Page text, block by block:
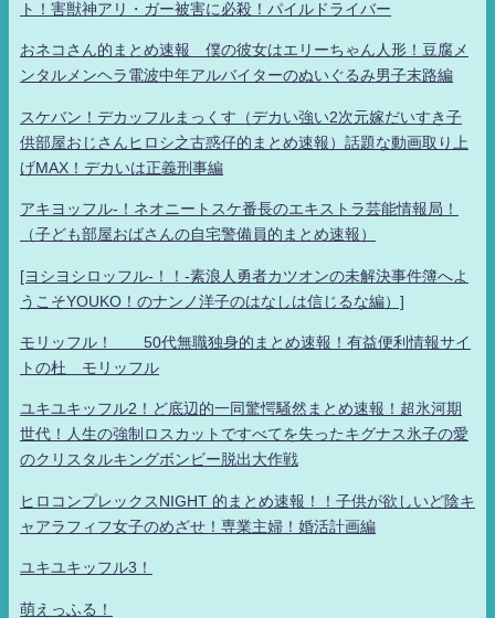
ト！害獣神アリ・ガー被害に必殺！パイルドライバー
おネコさん的まとめ速報 僕の彼女はエリーちゃん人形！豆腐メ
ンタルメンヘラ電波中年アルバイターのぬいぐるみ男子末路編
スケバン！デカッフルまっくす（デカい強い2次元嫁だいすき子
供部屋おじさんヒロシ之古惑仔的まとめ速報）話題な動画取り上
げMAX！デカいは正義刑事編
アキヨッフル-！ネオニートスケ番長のエキストラ芸能情報局！
（子ども部屋おばさんの自宅警備員的まとめ速報）
[ヨシヨシロッフル-！！-素浪人勇者カツオンの未解決事件簿へよ
うこそYOUKO！のナンノ洋子のはなしは信じるな編）]
モリッフル！ 50代無職独身的まとめ速報！有益便利情報サイ
トの杜 モリッフル
ユキユキッフル2！ど底辺的一同驚愕騒然まとめ速報！超氷河期
世代！人生の強制ロスカットですべてを失ったキグナス氷子の愛
のクリスタルキングボンビー脱出大作戦
ヒロコンプレックスNIGHT 的まとめ速報！！子供が欲しいど陰キ
ャアラフィフ女子のめざせ！専業主婦！婚活計画編
ユキユキッフル3！
萌えっふる！